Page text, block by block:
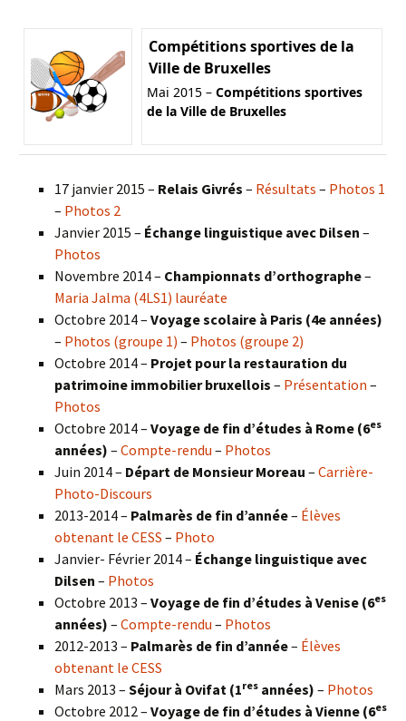
Compétitions sportives de la
Ville de Bruxelles
Mai 2015 – Compétitions sportives
de la Ville de Bruxelles
17 janvier 2015 – Relais Givrés – Résultats – Photos 1
– Photos 2
Janvier 2015 – Échange linguistique avec Dilsen –
Photos
Novembre 2014 – Championnats d’orthographe–
Maria Jalma (4LS1) lauréate
Octobre 2014 – Voyage scolaire à Paris (4e années)
– Photos (groupe 1) – Photos (groupe 2)
Octobre 2014 – Projet pour la restauration du
patrimoine immobilier bruxellois – Présentation –
Photos
Octobre 2014 – Voyage de fin d’études à Rome (6es
années) – Compte-rendu – Photos
Juin 2014 – Départ de Monsieur Moreau – Carrière-
Photo-Discours
2013-2014 – Palmarès de fin d’année– Élèves
obtenant le CESS – Photo
Janvier- Février 2014 – Échange linguistique avec
Dilsen – Photos
Octobre 2013 – Voyage de fin d’études à Venise (6es
années) – Compte-rendu – Photos
2012-2013 – Palmarès de fin d’année– Élèves
obtenant le CESS
Mars 2013 – Séjour à Ovifat (1res années) – Photos
Octobre 2012 – Voyage de fin d’études à Vienne (6es